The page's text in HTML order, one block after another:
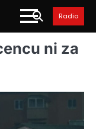
Radio
ni za